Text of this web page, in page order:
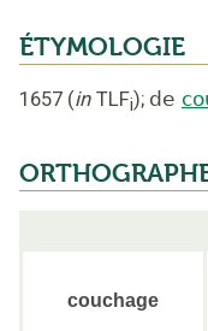
ÉTYMOLOGIE
1657 (in TLFi); de
couchage